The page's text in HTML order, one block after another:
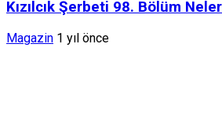
Kızılcık Şerbeti 98. Bölüm
Magazin 1 yıl önce